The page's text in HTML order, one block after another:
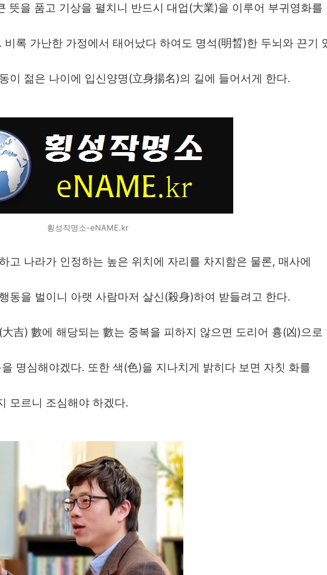
뜻을 품고 기상을 펼치니 반드시 대업(大業)을 이루어 부귀영화를
비록 가난한 가정에서 태어났다 하여도 명석(明晳)한 두뇌와 끈기
이 젊은 나이에 입신양명(立身揚名)의 길에 들어서게 한다.
횡성작명소-eNAME.kr
고 나라가 인정하는 높은 위치에 자리를 차지함은 물론, 매사에
동을 벌이니 아랫 사람마저 살신(殺身)하여 받들려고 한다.
大吉) 數에 해당되는 數는 중복을 피하지 않으면 도리어 흉(凶)으로
명심해야겠다. 또한 색(色)을 지나치게 밝히다 보면 자칫 화를
모르니 조심해야 하겠다.